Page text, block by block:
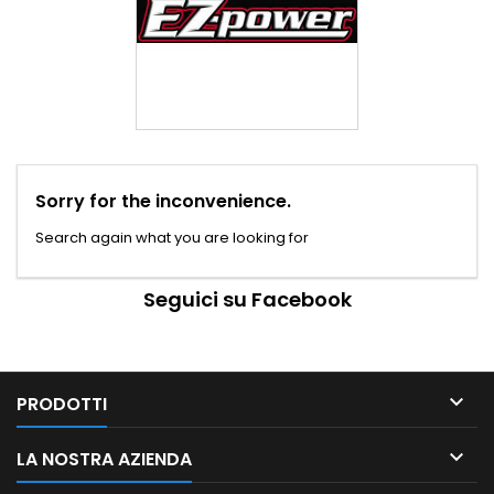
Sorry for the inconvenience.
Search again what you are looking for
Seguici su Facebook
PRODOTTI 
LA NOSTRA AZIENDA 